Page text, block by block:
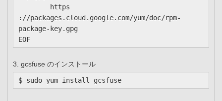
https
://packages.cloud.google.com/yum/doc/rpm-
package-key.gpg
EOF
3. gcsfuse のインストール
$ sudo yum install gcsfuse